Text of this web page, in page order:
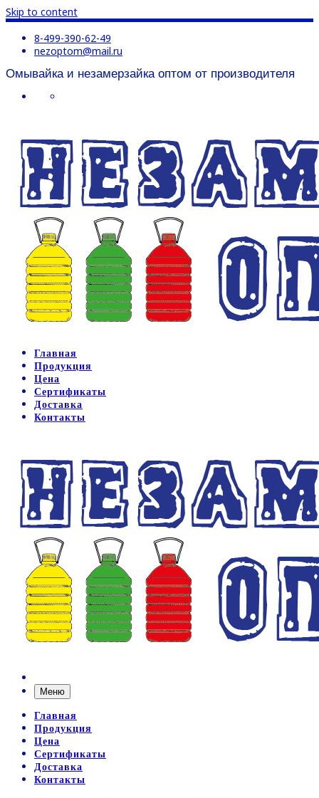
Skip to content
8-499-390-62-49
nezoptom@mail.ru
Омывайка и незамерзайка оптом от производителя
Главная
Продукция
Цена
Сертификаты
Доставка
Контакты
Меню
Главная
Продукция
Цена
Сертификаты
Доставка
Контакты